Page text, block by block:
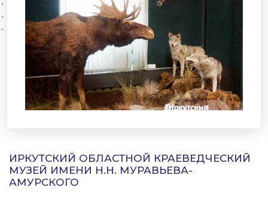
ИРКУТСКИЙ ОБЛАСТНОЙ КРАЕВЕДЧЕСКИЙ
МУЗЕЙ ИМЕНИ Н.Н. МУРАВЬЕВА-
АМУРСКОГО